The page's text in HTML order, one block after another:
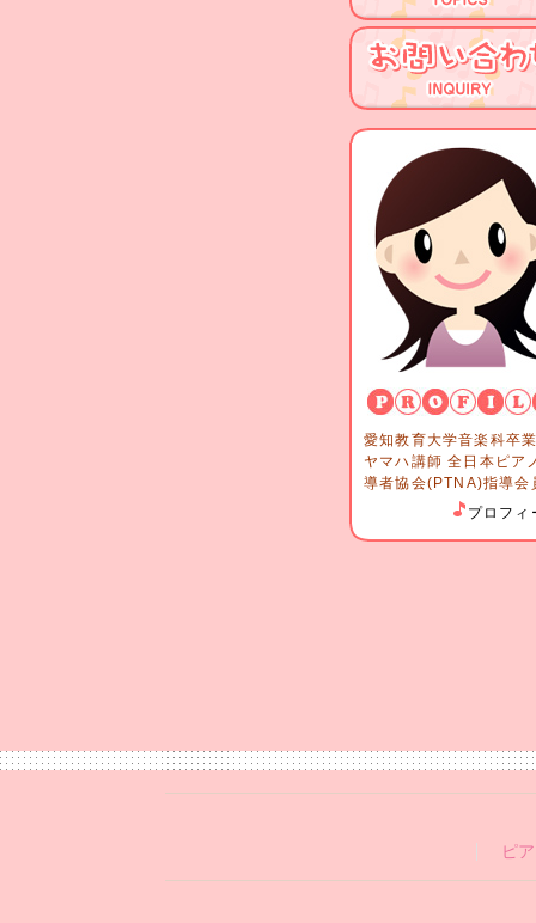
愛知教育大学音楽科卒
ヤマハ講師 全日本ピア
導者協会(PTNA)指導会
プロフィ
ピ